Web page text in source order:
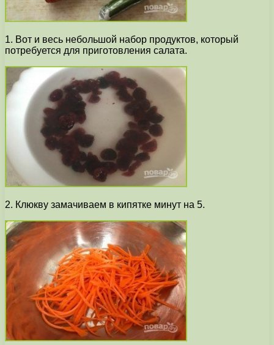
1. Вот и весь небольшой набор продуктов, который
потребуется для приготовления салата.
2. Клюкву замачиваем в кипятке минут на 5.